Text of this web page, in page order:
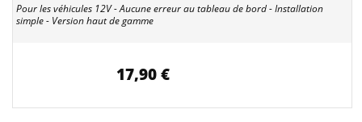
Pour les véhicules 12V - Aucune erreur au tableau de bord - Installation
simple - Version haut de gamme
17,90 €